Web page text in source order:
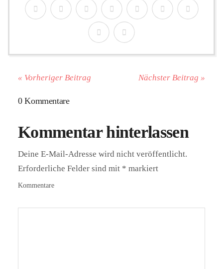
« Vorheriger Beitrag Nächster Beitrag »
0 Kommentare
Kommentar hinterlassen
Deine E-Mail-Adresse wird nicht veröffentlicht.
Erforderliche Felder sind mit * markiert
Kommentare